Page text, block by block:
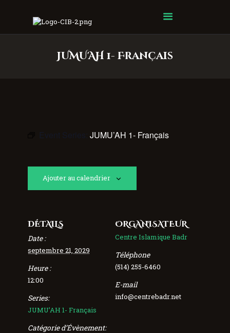
JUMU'AH 1- Français
Centre Islamique Badr
Event Series: JUMU’AH 1- Français
Ajouter au calendrier
DÉTAILS
Date :
septembre 21, 2029
Heure :
12:00
Series:
JUMU’AH 1- Français
Catégorie d’Évènement:
ORGANISATEUR
Centre Islamique Badr
Téléphone
(514) 255-6460
E-mail
info@centrebadr.net